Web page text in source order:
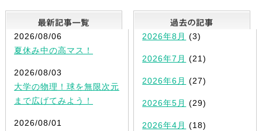
最新記事一覧
2026/08/06
夏休み中の高マス！
2026/08/03
大学の物理！球を無限次元
まで広げてみよう！
2026/08/01
2026年8月 (3)
2026年7月 (21)
2026年6月 (27)
2026年5月 (29)
2026年4月 (18)